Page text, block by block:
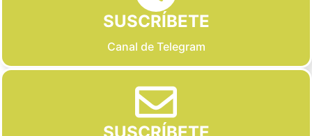
SUSCRÍBETE
Canal de Telegram